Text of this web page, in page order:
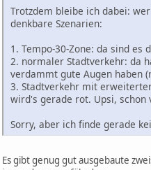
Trotzdem bleibe ich dabei:
denkbare Szenarien:
1. Tempo-30-Zone: da sind
2. normaler Stadtverkehr: da
verdammt gute Augen haben
3. Stadtverkehr mit
wird's gerade rot. Upsi, schon
Sorry, aber ich finde gerade
Es gibt genug gut ausgebaute